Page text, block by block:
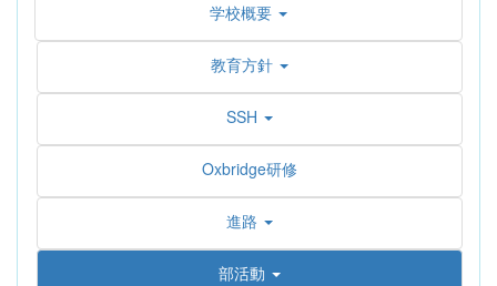
学校概要
教育方針
SSH
Oxbridge研修
進路
部活動